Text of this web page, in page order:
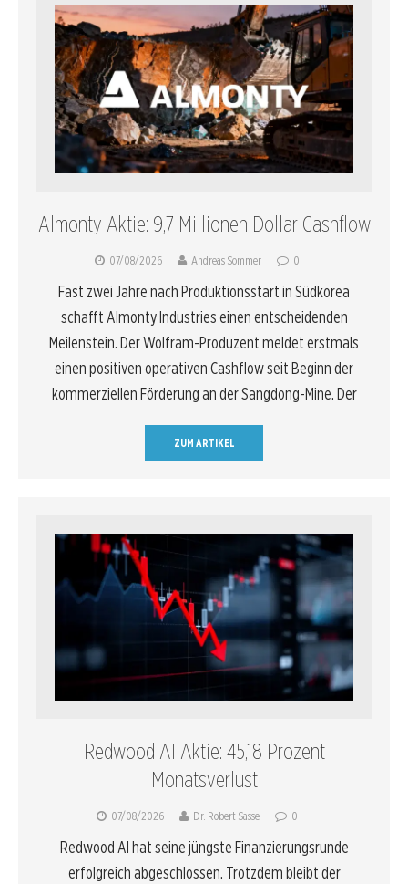
Almonty Aktie: 9,7 Millionen Dollar Cashflow
07/08/2026 Andreas Sommer 0
Fast zwei Jahre nach Produktionsstart in Südkorea
schafft Almonty Industries einen entscheidenden
Meilenstein. Der Wolfram-Produzent meldet erstmals
einen positiven operativen Cashflow seit Beginn der
kommerziellen Förderung an der Sangdong-Mine. Der
ZUM ARTIKEL
Redwood AI Aktie: 45,18 Prozent
Monatsverlust
07/08/2026 Dr. Robert Sasse 0
Redwood AI hat seine jüngste Finanzierungsrunde
erfolgreich abgeschlossen. Trotzdem bleibt der